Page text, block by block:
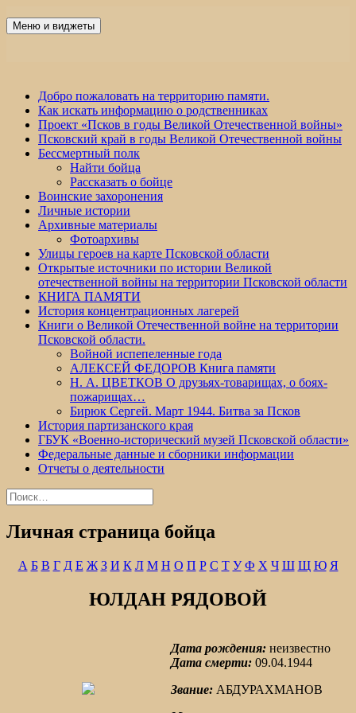
Победа 60
Меню и виджеты
Добро пожаловать на территорию памяти.
Как искать информацию о родственниках
Проект «Псков в годы Великой Отечественной войны»
Псковский край в годы Великой Отечественной войны
Бессмертный полк
Найти бойца
Рассказать о бойце
Воинские захоронения
Личные истории
Архивные материалы
Фотоархивы
Улицы героев на карте Псковской области
Открытые источники по истории Великой
отечественной войны на территории Псковской области
КНИГА ПАМЯТИ
История концентрационных лагерей
Книги о Великой Отечественной войне на территории
Псковской области.
Войной испепеленные года
АЛЕКСЕЙ ФЕДОРОВ Книга памяти
Н. А. ЦВЕТКОВ О друзьях-товарищах, о боях-
пожарищах…
Бирюк Сергей. Март 1944. Битва за Псков
История партизанского края
ГБУК «Военно-исторический музей Псковской области»
Федеральные данные и сборники информации
Отчеты о деятельности
Найти:
Личная страница бойца
А Б В Г Д Е Ж З И К Л М Н О П Р С Т У Ф Х Ч Ш Щ Ю Я
ЮЛДАН РЯДОВОЙ
Дата рождения: неизвестно
Дата смерти: 09.04.1944
Звание: АБДУРАХМАНОВ